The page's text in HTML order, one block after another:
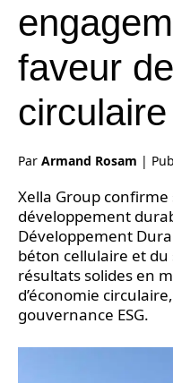
faveur
circulaire
Par Armand Rosam |
Xella Group
développement
Développement
béton cellulaire et du
résultats solides en
d’économie
gouvernance ESG.